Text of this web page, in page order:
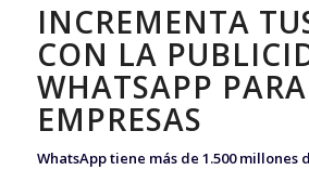
INCREMENTA
CON LA
WHATSAPP PARA
EMPRESAS
WhatsApp tiene más de 1.500 millones